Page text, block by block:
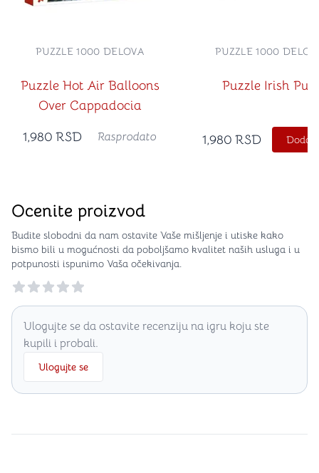
Puzzle Hot Air Balloons
Over Cappadocia
PUZZLE 1000 DELOVA
1,980 RSD Rasprodato
Puzzle Irish Pub
PUZZLE 1000
1,980 RSD
Ocenite proizvod
Budite slobodni da nam ostavite Vaše mišljenje i utiske kako
bismo bili u mogućnosti da poboljšamo kvalitet naših usluga i u
potpunosti ispunimo Vaša očekivanja.
Reviews
Ulogujte se da ostavite recenziju na igru koju ste
kupili i probali.
Ulogujte se